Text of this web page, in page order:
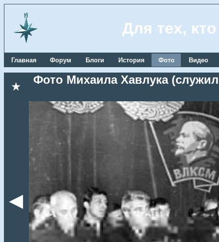
Для тех,
Главная Форум Блоги История Фото Видео
★
Фото Михаила Хавлука
◄